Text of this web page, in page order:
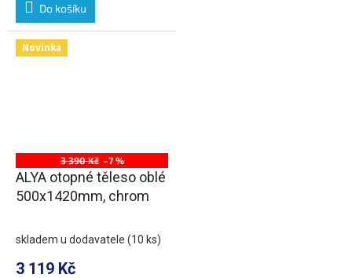
Do košíku
Novinka
3 390 Kč –7 %
ALYA otopné těleso oblé
500x1420mm, chrom
skladem u dodavatele (10 ks)
3 119 Kč